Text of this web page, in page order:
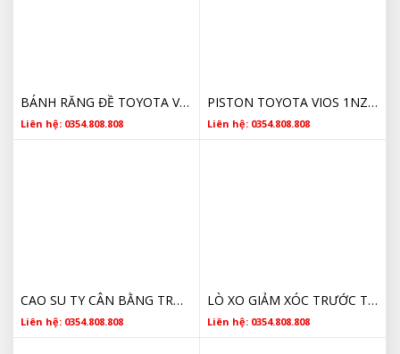
BÁNH RĂNG ĐỀ TOYOTA VIOS 2017-2020 28021-0Y300, 280210Y300
Liên hệ: 0354.808.808
PISTON TOYOTA VIOS 1NZ/2NZ 2003-2015 13101-21080, 1310121080
Liên hệ: 0354.808.808
CAO SU TY CÂN BẰNG TRƯỚC TOYOTA VIOS 2014 4881752011, 48817-52011
Liên hệ: 0354.808.808
LÒ XO GIẢM XÓC TRƯỚC TOYOTA VIOS 2014-2016 481310D820
Liên hệ: 0354.808.808